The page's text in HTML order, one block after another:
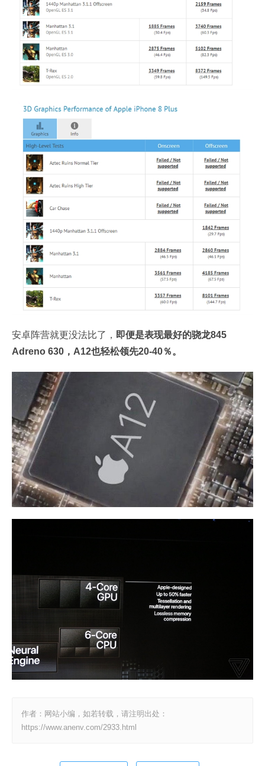
安卓阵营就更没法比了， 即便是表现最好的骁龙845
Adreno 630，A12也轻松领先20-40％。
作者：网站小编，如若转载，请注明出处：
https://www.anenv.com/2933.html